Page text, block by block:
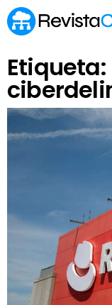
Etiqueta: